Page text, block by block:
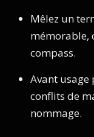
Mêlez un
mémorable,
compass.
Avant usage
conflits de
nommage.